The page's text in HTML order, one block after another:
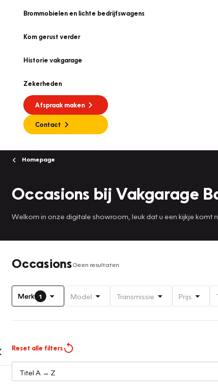
Brommobielen en lichte bedrijfswagens
Kom gerust verder
Historie vakgarage
Zekerheden
Afspraak maken
Contact
Homepage
Occasions bij Vakgarage
Welkom in onze digitale showroom, leuk dat u een kijkje komt
OccasionsGeen resultaten
Merk 1 Model Transmissie Prijs
Reset alle filters